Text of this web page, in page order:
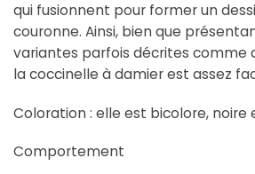
qui fusionnent pour former un
couronne. Ainsi, bien que
variantes parfois décrites comme
la coccinelle à damier est assez
Coloration : elle est bicolore, noire
Comportement